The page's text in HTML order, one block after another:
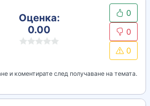
Оценка:
0.00
0
0
0
и коментирате след получаване на темата.